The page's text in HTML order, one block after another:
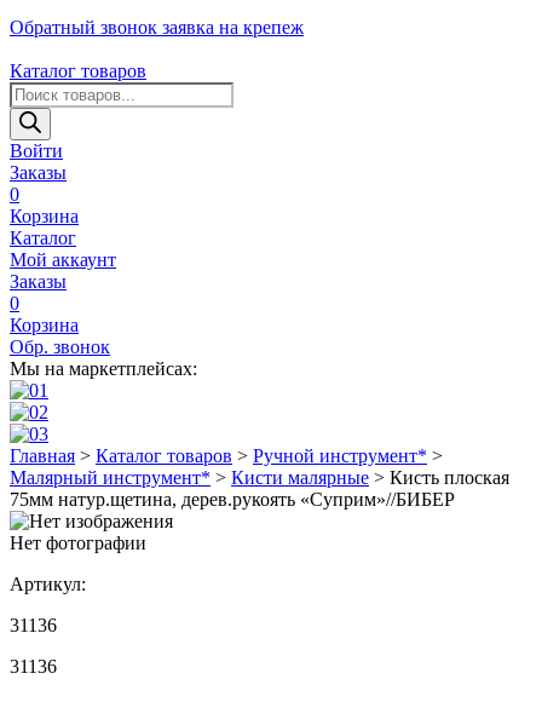
Обратный звонок заявка на крепеж
Каталог товаров
Поиск
товаров
Войти
Заказы
0
Корзина
Каталог
Мой аккаунт
Заказы
0
Корзина
Обр. звонок
Мы на маркетплейсах:
Главная > Каталог товаров > Ручной инструмент* >
Малярный инструмент* > Кисти малярные > Кисть плоская
75мм натур.щетина, дерев.рукоять «Суприм»//БИБЕР
Нет фотографии
Артикул:
31136
31136